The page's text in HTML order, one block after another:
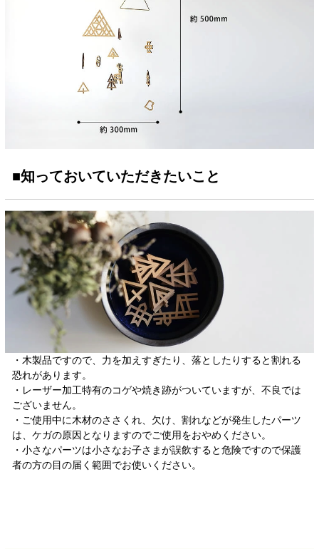
■知っておいていただきたいこと
・木製品ですので、力を加えすぎたり、落としたりすると割れる
恐れがあります。
・レーザー加工特有のコゲや焼き跡がついていますが、不良では
ございません。
・ご使用中に木材のささくれ、欠け、割れなどが発生したパーツ
は、ケガの原因となりますのでご使用をおやめください。
・小さなパーツは小さなお子さまが誤飲すると危険ですので保護
者の方の目の届く範囲でお使いください。